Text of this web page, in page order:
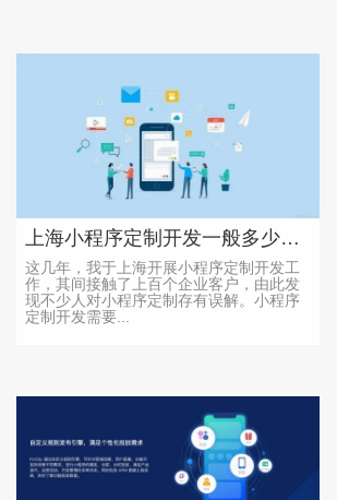
上海小程序定制开发一般多少钱？企业怎么选靠谱公司
这几年，我于上海开展小程序定制开发工
作，其间接触了上百个企业客户，由此发
现不少人对小程序定制存有误解。小程序
定制开发需要...